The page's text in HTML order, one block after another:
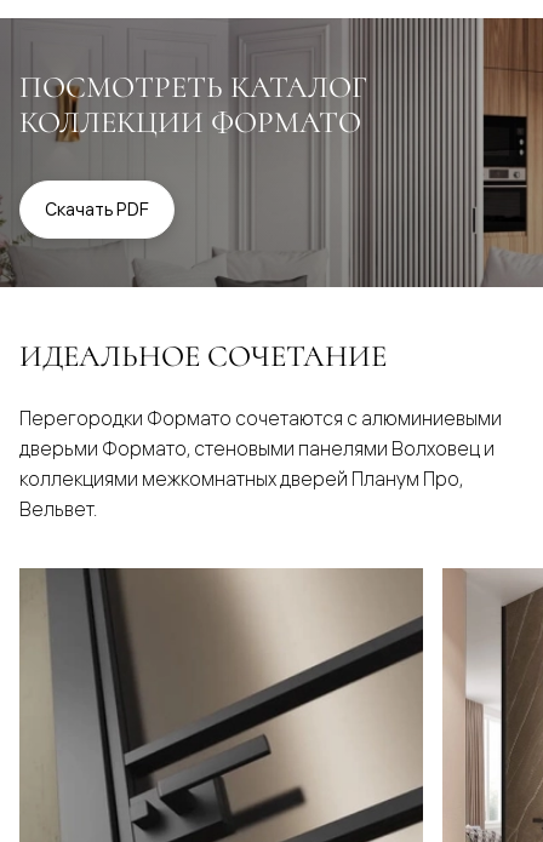
ПОСМОТРЕТЬ КАТАЛОГ
КОЛЛЕКЦИИ ФОРМАТО
Скачать PDF
ИДЕАЛЬНОЕ СОЧЕТАНИЕ
Перегородки Формато сочетаются с алюминиевыми
дверьми Формато, стеновыми панелями Волховец и
коллекциями межкомнатных дверей Планум Про,
Вельвет.